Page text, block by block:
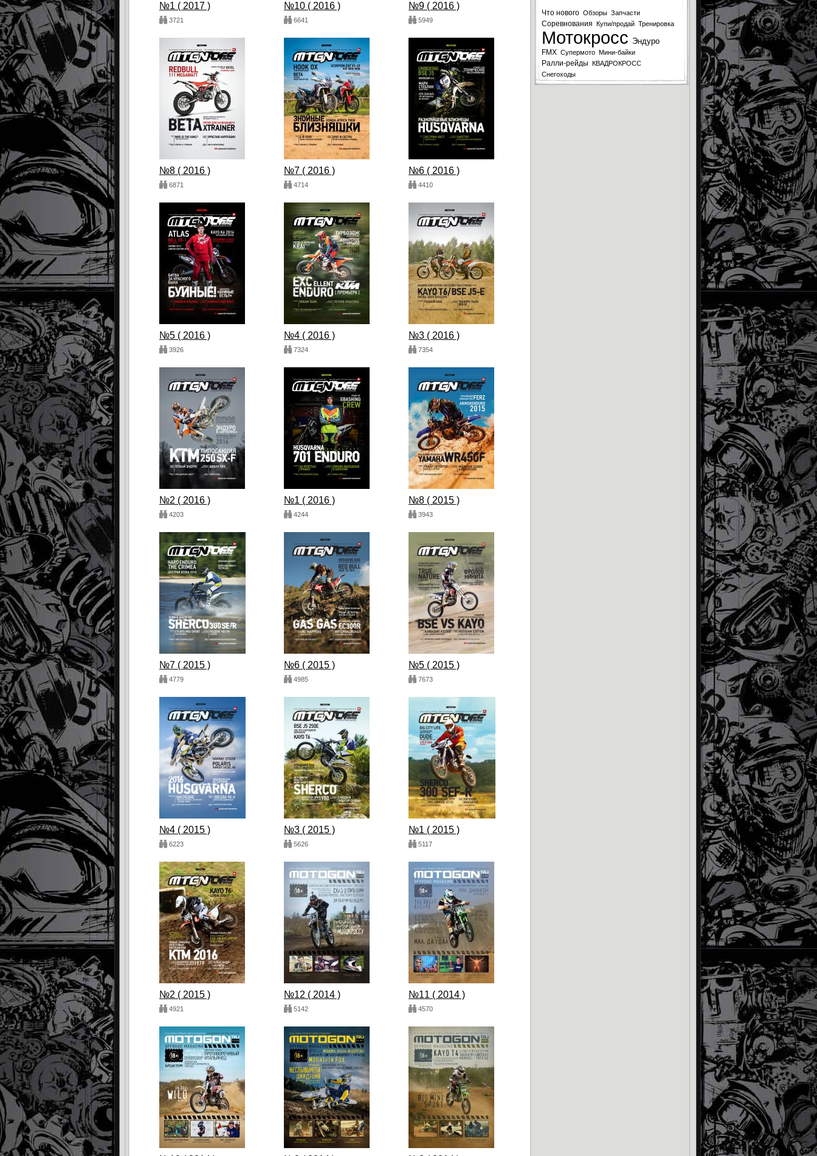
№1 ( 2017 )
3721
№10 ( 2016 )
6641
№9 ( 2016 )
5949
№8 ( 2016 )
6871
№7 ( 2016 )
4714
№6 ( 2016 )
4410
№5 ( 2016 )
3926
№4 ( 2016 )
7324
№3 ( 2016 )
7354
№2 ( 2016 )
4203
№1 ( 2016 )
4244
№8 ( 2015 )
3943
№7 ( 2015 )
4779
№6 ( 2015 )
4985
№5 ( 2015 )
7673
№4 ( 2015 )
6223
№3 ( 2015 )
5626
№1 ( 2015 )
5117
№2 ( 2015 )
4921
№12 ( 2014 )
5142
№11 ( 2014 )
4570
Что нового Обзоры Запчасти
Соревнования Купи/продай Тренировка
Мотокросс Эндуро
FMX Супермото Мини-байки
Ралли-рейды КВАДРОКРОСС
Снегоходы